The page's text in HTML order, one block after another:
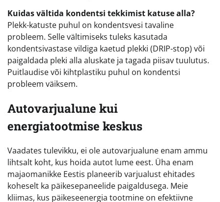
Kuidas vältida kondentsi tekkimist katuse alla?
Plekk-katuste puhul on kondentsvesi tavaline
probleem. Selle vältimiseks tuleks kasutada
kondentsivastase vildiga kaetud plekki (DRIP-stop) või
paigaldada pleki alla aluskate ja tagada piisav tuulutus.
Puitlaudise või kihtplastiku puhul on kondentsi
probleem väiksem.
Autovarjualune kui
energiatootmise keskus
Vaadates tulevikku, ei ole autovarjualune enam ammu
lihtsalt koht, kus hoida autot lume eest. Üha enam
majaomanikke Eestis planeerib varjualust ehitades
koheselt ka päikesepaneelide paigaldusega. Meie
kliimas, kus päikeseenergia tootmine on efektiivne